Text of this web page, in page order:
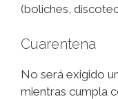
(boliches,
Cuarentena
No será exigido
mientras cumpla